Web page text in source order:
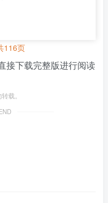
116页
接下载完整版进行阅读
载。